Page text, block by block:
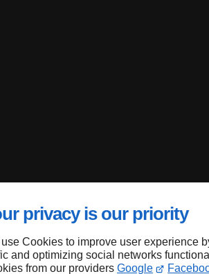
privacy is our priority
Cookies to improve user experience
and optimizing social networks
from our providers Google